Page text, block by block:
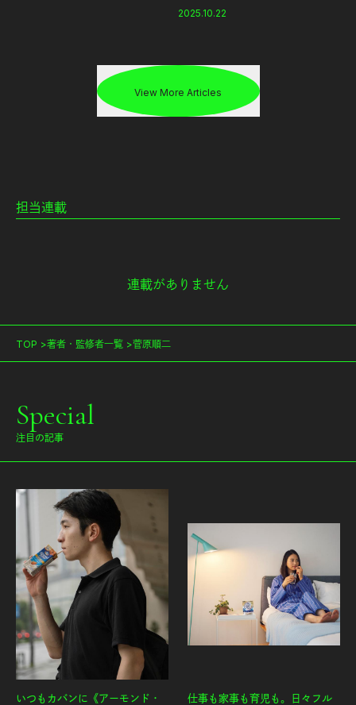
ス。
2025.10.22
View More Articles
担当連載
連載がありません
TOP 著者・監修者一覧 菅原順二
Special
注目の記事
いつもカバンに《アーモンド・
仕事も家事も育児も。日々フル